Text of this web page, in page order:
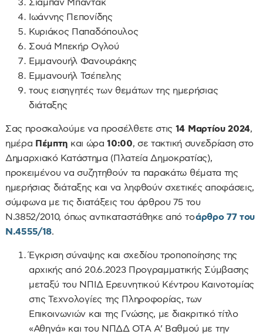
Σιαμπάν Μπαντάκ
Ιωάννης Πεπονίδης
Κυριάκος Παπαδόπουλος
Σουά Μπεκήρ Ογλού
Εμμανουήλ Φανουράκης
Εμμανουήλ Τσέπελης
τους εισηγητές των θεμάτων της ημερήσιας
διάταξης
Σας προσκαλούμε να προσέλθετε στις 14 Μαρτίου 2024,
ημέρα Πέμπτη και ώρα10:00, σε τακτική συνεδρίαση στο
Δημαρχιακό Κατάστημα (Πλατεία Δημοκρατίας),
προκειμένου να συζητηθούν τα παρακάτω θέματα της
ημερήσιας διάταξης και να ληφθούν σχετικές αποφάσεις,
σύμφωνα με τις διατάξεις του άρθρου 75 του
Ν.3852/2010, όπως αντικαταστάθηκε από τοάρθρο 77 του
Ν.4555/18.
Έγκριση σύναψης και σχεδίου τροποποίησης της
αρχικής από 20.6.2023 Προγραμματικής Σύμβασης
μεταξύ του ΝΠΙΔ Ερευνητικού Κέντρου Καινοτομίας
στις Τεχνολογίες της Πληροφορίας, των
Επικοινωνιών και της Γνώσης, με διακριτικό τίτλο
«Αθηνά» και του ΝΠΔΔ ΟΤΑ Α’ Βαθμού με την